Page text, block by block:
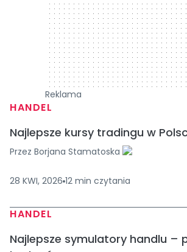
Reklama
HANDEL
Najlepsze kursy tradingu w
Przez Borjana Stamatoska
28 KWI, 2026 12 min czytania
HANDEL
Najlepsze symulatory handlu –